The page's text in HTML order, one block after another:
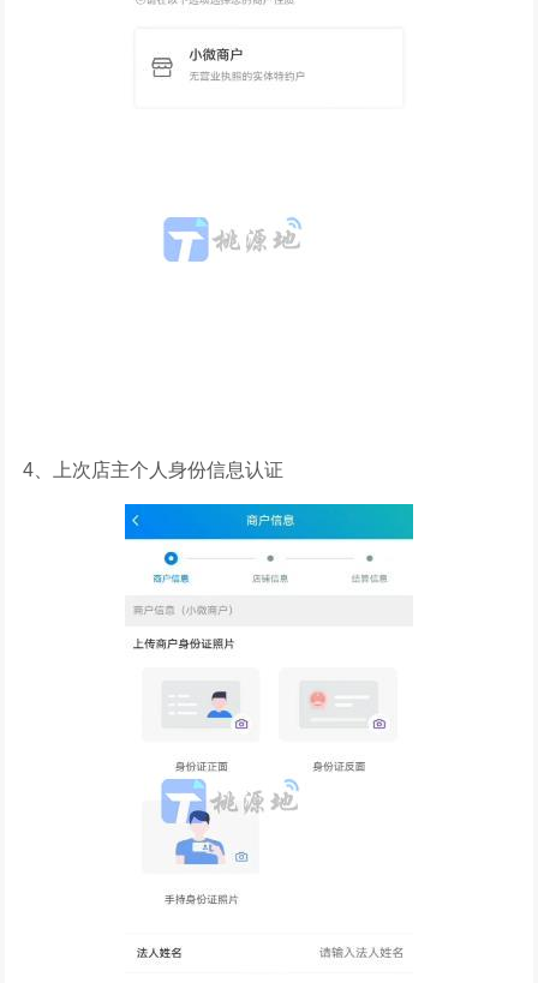
4、上次店主个人身份信息认证